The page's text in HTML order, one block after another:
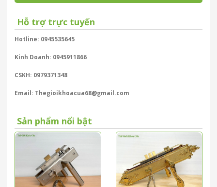
Hỗ trợ trực tuyến
Hotline: 0945535645
Kinh Doanh: 0945911866
CSKH: 0979371348
Email: Thegioikhoacua68@gmail.com
Sản phẩm nổi bật